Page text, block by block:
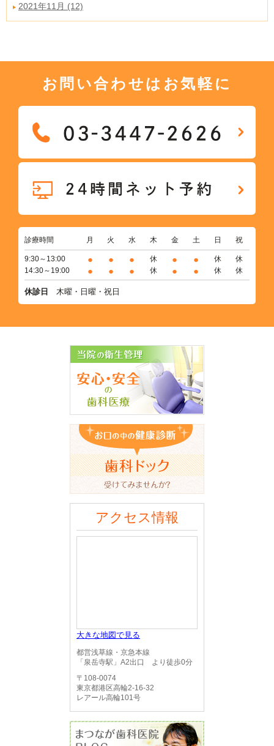
2021年11月 (12)
お問い合わせはお気軽に
診療時間 月 火 水 木 金 土 日 祝
9:30～13:00 ● ● ● 休 ● ● 休
休
14:30～19:00
● ● ● 休 ● ● 休 休
休診日 木曜・日曜・祝日
アクセス情報
大きな地図で見る
都営浅草線・京急本線
「泉岳寺駅」A2出口 より徒歩0分
〒108-0074
東京都港区高輪2-16-32
レアール高輪101号